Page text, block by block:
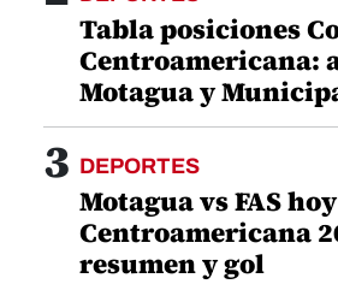
Tabla posiciones
Centroamericana:
Motagua y
3 DEPORTES
Motagua vs FAS
Centroamericana
resumen y gol